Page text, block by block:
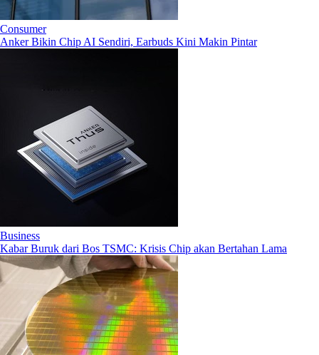
Consumer
Anker Bikin Chip AI Sendiri, Earbuds Kini Makin Pintar
Business
Kabar Buruk dari Bos TSMC: Krisis Chip akan Bertahan Lama